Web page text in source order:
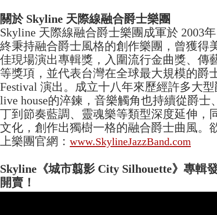
關於Skyline 天際線融合爵士樂團
Skyline 天際線融合爵士樂團成軍於 2003
終秉持融合爵士風格的創作樂團，曾獲得
佳現場演出專輯獎，入圍流行金曲獎、傳
等獎項，並代表台灣在全球最大規模的爵
Festival 演出。成立十八年來歷經許多大
live house的淬鍊，音樂觸角也持續從爵士
丁到節奏藍調、靈魂樂等類型深度延伸，
文化，創作出獨樹一格的融合爵士曲風。
上樂團官網： www.SkylineJazzBand.com
Skyline 《城市翦影 City Silhouette》專輯
開賣 ！